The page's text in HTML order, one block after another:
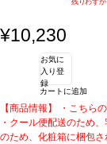
¥10,230
お気に
入り登
録
カートに追加
【商品情報】 ・こちら
・クール便配送のため
のため、化粧箱に梱包さ